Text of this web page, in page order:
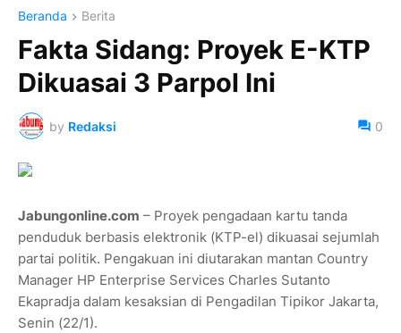
Beranda Berita
Fakta Sidang: Proyek E-KTP
Dikuasai 3 Parpol Ini
by Redaksi 0
Jabungonline.com – Proyek pengadaan kartu tanda
penduduk berbasis elektronik (KTP-el) dikuasai sejumlah
partai politik. Pengakuan ini diutarakan mantan Country
Manager HP Enterprise Services Charles Sutanto
Ekapradja dalam kesaksian di Pengadilan Tipikor Jakarta,
Senin (22/1).